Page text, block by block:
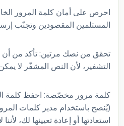
احرص على أمان كلمة المرور
المستلمين المقصودين وتجنّب
تحقق من نصك مرتين: تأكد من أن
التشفير، لأن النص المشفّر لا
كلمة مرور مخصّصة: احفظ كلمة
(يُنصح باستخدام مدير كلمات
استعادتها أو إعادة تعيينها لك،